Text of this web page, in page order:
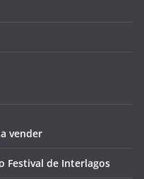
vender
Festival de Interlagos